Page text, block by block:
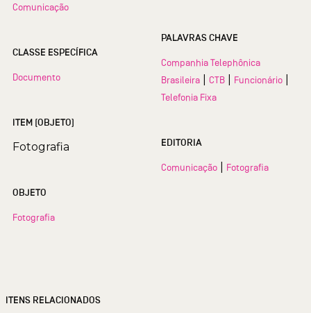
Comunicação
CLASSE ESPECÍFICA
Documento
ITEM (OBJETO)
Fotografia
OBJETO
Fotografia
PALAVRAS CHAVE
Companhia Telephônica
Brasileira
CTB Funcionário
Telefonia Fixa
EDITORIA
Comunicação Fotografia
ITENS RELACIONADOS